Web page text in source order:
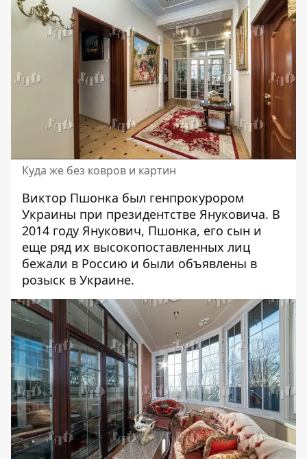
Куда же без ковров и картин
Виктор Пшонка был генпрокурором
Украины при президентстве Януковича. В
2014 году Янукович, Пшонка, его сын и
еще ряд их высокопоставленных лиц
бежали в Россию и были объявлены в
розыск в Украине.